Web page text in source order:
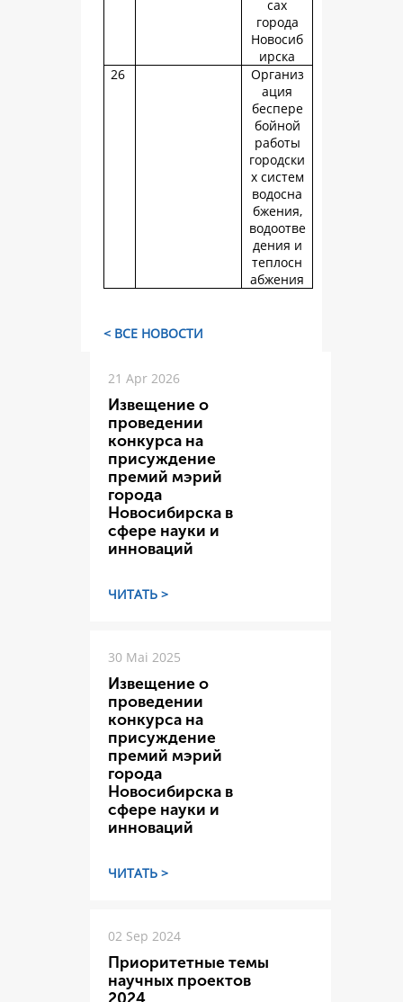
сах
города
Новосиб
ирска
26
Организ
ация
беспере
бойной
работы
городски
х систем
водосна
бжения,
водоотве
дения и
теплосн
абжения
< ВСЕ НОВОСТИ
21 Apr 2026
Извещение о
проведении
конкурса на
присуждение
премий мэрий
города
Новосибирска в
сфере науки и
инноваций
ЧИТАТЬ >
30 Mai 2025
Извещение о
проведении
конкурса на
присуждение
премий мэрий
города
Новосибирска в
сфере науки и
инноваций
ЧИТАТЬ >
02 Sep 2024
Приоритетные темы
научных проектов